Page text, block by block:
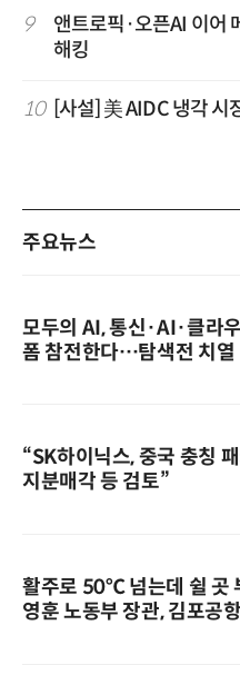
9
앤트로픽·오픈AI 이어
해킹
10 [사설] 美 AIDC 냉각 시
주요뉴스
모두의 AI, 통신·AI·클라
폼 참전한다…탐색전 치열
“SK하이닉스, 중국 충칭
지분매각 등 검토”
활주로 50℃ 넘는데 쉴 곳
영훈 노동부 장관, 김포공